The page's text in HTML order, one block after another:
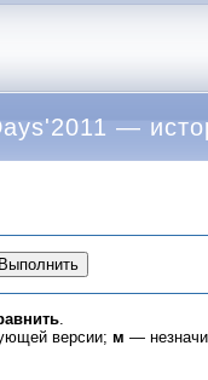
—
версии; м —